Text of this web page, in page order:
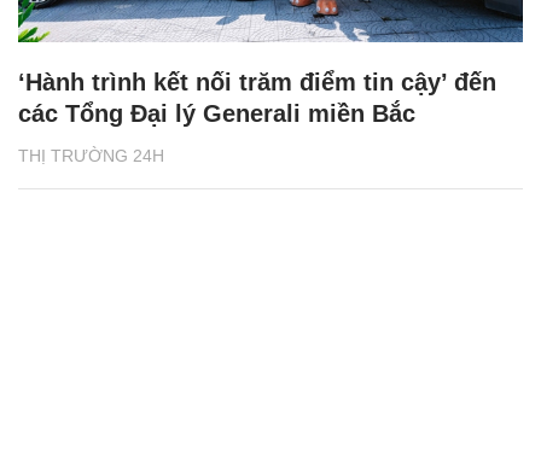
THỊ TRƯỜNG 24H
‘Hành trình kết nối trăm điểm tin cậy’ đến
các Tổng Đại lý Generali miền Bắc